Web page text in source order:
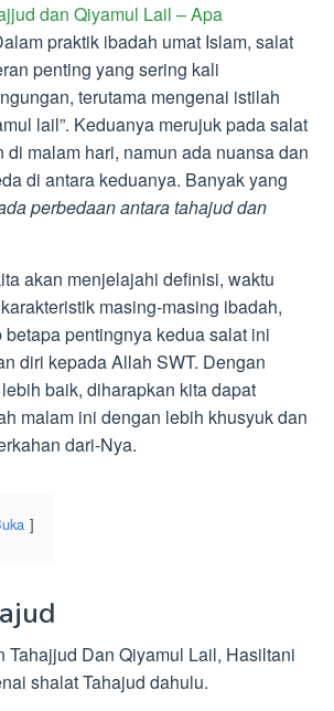
dan Qiyamul Lail – Apa
praktik ibadah umat Islam, salat
penting yang sering kali
terutama mengenai istilah
lail”. Keduanya merujuk pada salat
malam hari, namun ada nuansa dan
di antara keduanya. Banyak yang
perbedaan antara tahajud dan
akan menjelajahi definisi, waktu
masing-masing ibadah,
pentingnya kedua salat ini
diri kepada Allah SWT. Dengan
baik, diharapkan kita dapat
malam ini dengan lebih khusyuk dan
dari-Nya.
Tahajjud Dan Qiyamul Lail, Hasiltani
shalat Tahajud dahulu.